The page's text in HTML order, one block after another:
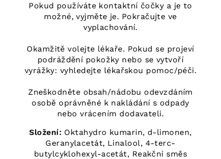
Pokud používáte kontaktní čočky a je to
možné, vyjměte je. Pokračujte ve
vyplachování.
Okamžitě volejte lékaře. Pokud se projeví
podráždění pokožky nebo se vytvoří
vyrážky: vyhledejte lékařskou pomoc/péči.
Zneškodněte obsah/nádobu odevzdáním
osobě oprávněné k nakládání s odpady
nebo vrácením dodavateli.
Složení: Oktahydro kumarin, d-limonen,
Geranylacetát, Linalool, 4-terc-
butylcyklohexyl-acetát, Reakční směs